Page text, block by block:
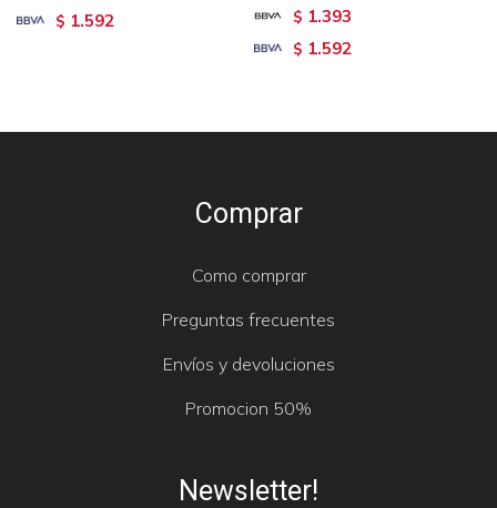
$ 1.592 $ 1.393
$ 1.592
Comprar
Como comprar
Preguntas frecuentes
Envíos y devoluciones
Promocion 50%
Newsletter!